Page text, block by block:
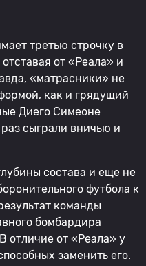
третью строчку в
от «Реала» и
«матрасники» не
как и грядущий
Диего Симеоне
сыграли вничью и
состава и еще не
футбола к
команды
бомбардира
отличие от «Реала» у
заменить его.